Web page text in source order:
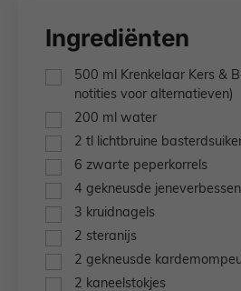
Ingrediënten
▢
500 ml Krenkelaar Kers &
notities voor alternatieven)
▢
200 ml water
▢
2 tl lichtbruine
▢
6 zwarte peperkorrels
▢
4 gekneusde jeneverbessen
▢
3 kruidnagels
▢
2 steranijs
▢
2 gekneusde
▢
2 kaneelstokjes